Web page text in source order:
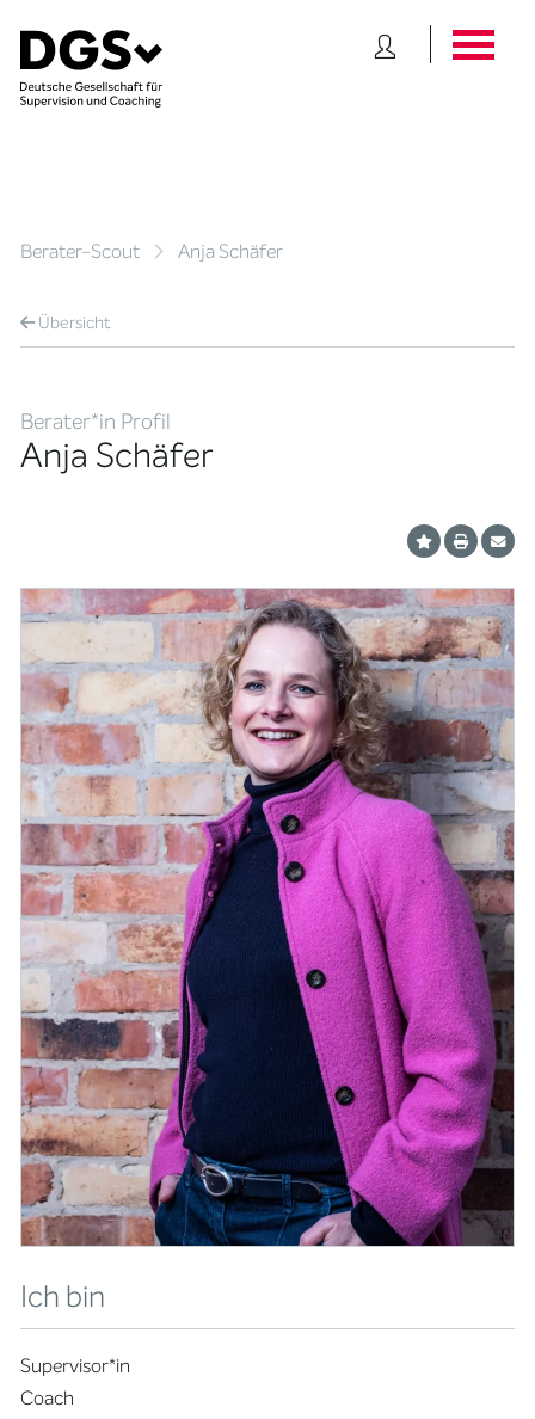
Berater-Scout Anja Schäfer
Übersicht
Berater*in Profil
Anja Schäfer
Ich bin
Supervisor*in
Coach